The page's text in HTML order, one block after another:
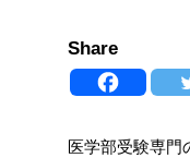
Share
医学部受験専